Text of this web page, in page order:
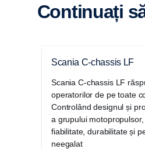
Continuați
Scania C-chassis LF
Scania C-chassis LF
operatorilor de pe toate
Controlând designul și
a grupului
fiabilitate, durabilitate și
neegalat